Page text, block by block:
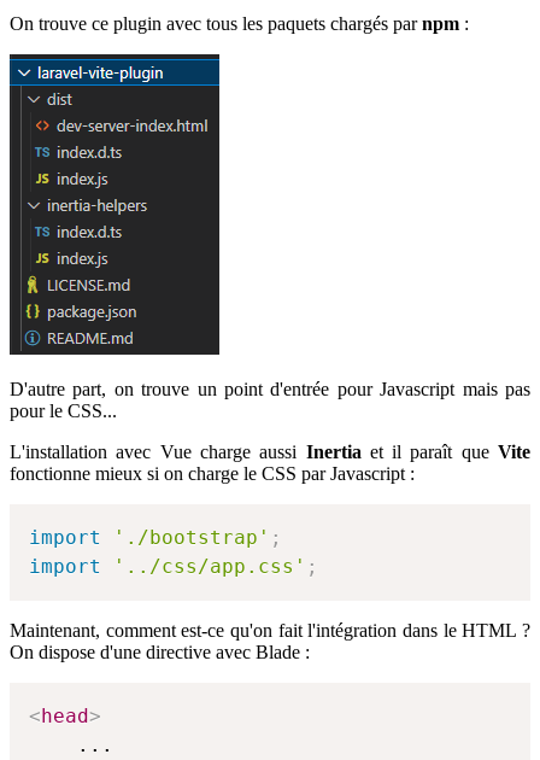
On trouve ce plugin avec tous les paquets chargés parnpm :
D'autre part, on trouve un point d'entrée pour Javascript mais pas
pour le CSS...
L'installation avec Vue charge aussi Inertiaet il paraît que Vite
fonctionne mieux si on charge le CSS par Javascript :
import './bootstrap' ;
import
'../css/app.css' ;
Maintenant, comment est-ce qu'on fait l'intégration dans le HTML ?
On dispose d'une directive avec Blade :
< head>
    ...